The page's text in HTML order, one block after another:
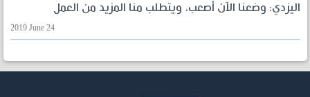
اليزدي: وضعنا الآن أصعب، ويتطلب منا المزيد من العمل
2019 June 24